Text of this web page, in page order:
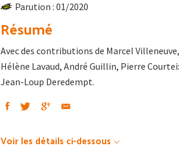
Parution : 01/2020
Résumé
Avec des contributions de Marcel
Hélène Lavaud, André Guillin, Pierre
Jean-Loup Deredempt.
Voir les détails ci-dessous